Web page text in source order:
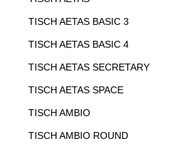
TISCH AETAS BASIC 3
TISCH AETAS BASIC 4
TISCH AETAS SECRETARY
TISCH AETAS SPACE
TISCH AMBIO
TISCH AMBIO ROUND